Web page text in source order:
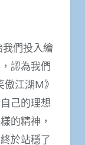
們投入繪
認為我們
江湖M》
己的理想
的精神，
於站穩了